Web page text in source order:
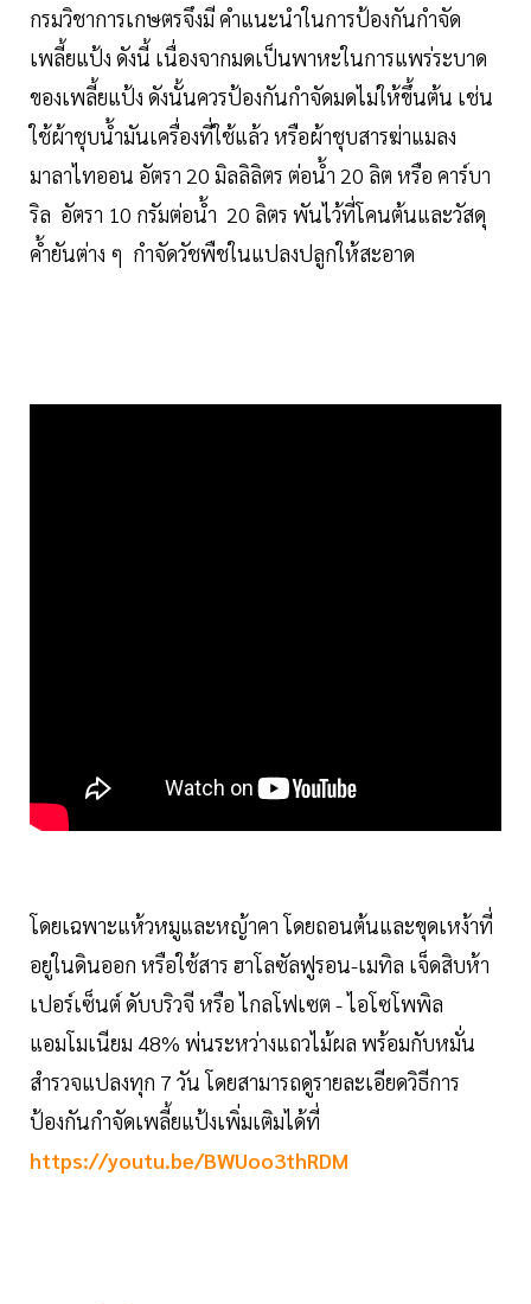
กรมวิชาการเกษตรจึงมี คำแนะนำในการป้องกันกำจัด
เพลี้ยแป้ง ดังนี้ เนื่องจากมดเป็นพาหะในการแพร่ระบาด
ของเพลี้ยแป้ง ดังนั้นควรป้องกันกำจัดมดไม่ให้ขึ้นต้น เช่น
ใช้ผ้าชุบน้ำมันเครื่องที่ใช้แล้ว หรือผ้าชุบสารฆ่าแมลง
มาลาไทออน อัตรา 20 มิลลิลิตร ต่อน้ำ 20 ลิต หรือ คาร์บา
ริล อัตรา 10 กรัมต่อน้ำ 20 ลิตร พันไว้ที่โคนต้นและวัสดุ
ค้ำยันต่าง ๆ กำจัดวัชพืชในแปลงปลูกให้สะอาด
โดยเฉพาะแห้วหมูและหญ้าคา โดยถอนต้นและขุดเหง้าที่
อยูในดินออก หรือใช้สาร ฮาโลซัลฟูรอน-เมทิล เจ็ดสิบห้า
เปอร์เซ็นต์ ดับบริวจี หรือ ไกลโฟเซต - ไอโซโพพิล
แอมโมเนียม 48% พ่นระหว่างแถวไม้ผล พร้อมกับหมั่น
สำรวจแปลงทุก 7 วัน โดยสามารถดูรายละเอียดวิธีการ
ป้องกันกำจัดเพลี้ยแป้งเพิ่มเติมได้ที่
https://youtu.be/BWUoo3thRDM